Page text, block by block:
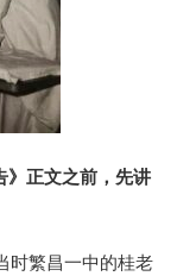
》正文之前，先讲
时繁昌一中的桂老